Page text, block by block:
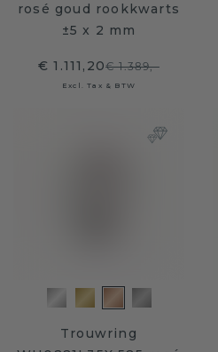
rosé goud rookkwarts
±5 x 2 mm
€ 1.111,20€ 1.389,-
Excl. Tax & BTW
Trouwring